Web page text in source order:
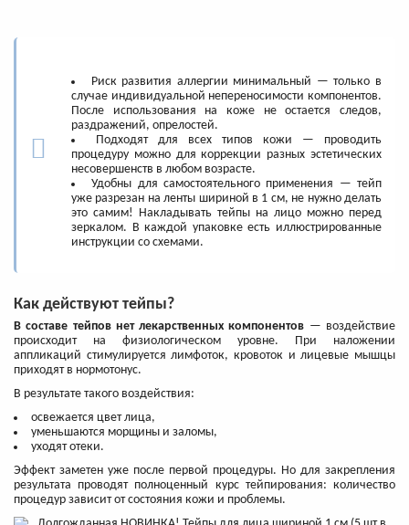
Риск развития аллергии минимальный — только в
случае индивидуальной непереносимости компонентов.
После использования на коже не остается следов,
раздражений, опрелостей.
Подходят для всех типов кожи — проводить
процедуру можно для коррекции разных эстетических
несовершенств в любом возрасте.
Удобны для самостоятельного применения — тейп
уже разрезан на ленты шириной в 1 см, не нужно делать
это самим! Накладывать тейпы на лицо можно перед
зеркалом. В каждой упаковке есть иллюстрированные
инструкции со схемами.
Как действуют тейпы?
В составе тейпов нет лекарственных компонентов — воздействие
происходит на физиологическом уровне. При наложении
аппликаций стимулируется лимфоток, кровоток и лицевые мышцы
приходят в нормотонус.
В результате такого воздействия:
освежается цвет лица,
уменьшаются морщины и заломы,
уходят отеки.
Эффект заметен уже после первой процедуры. Но для закрепления
результата проводят полноценный курс тейпирования: количество
процедур зависит от состояния кожи и проблемы.